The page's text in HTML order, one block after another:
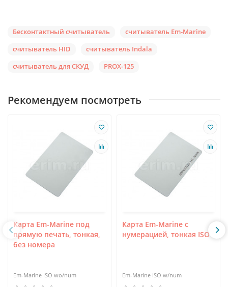
Бесконтактный считыватель
считыватель Em-Marine
считыватель HID
считыватель Indala
считыватель для СКУД
PROX-125
Рекомендуем посмотреть
Карта Em-Marine под
прямую печать, тонкая,
без номера
Em-Marine ISO wo/num
Карта Em-Marine с
нумерацией, тонкая ISO
Em-Marine ISO w/num